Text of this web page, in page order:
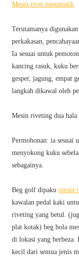
Mesin rivet pneumatik
Terutamanya
perkakasan,
Ia sesuai untuk
kancing rasuk, kuku
gesper, jagung, empat
langkah dikawal oleh
Mesin riveting dua
Permohonan: ia
menyokong kuku
sebagainya.
Beg golf dipakumesin
kawalan pedal kaki
riveting yang betul.
plat kotak) beg bola
di lokasi yang berbeza.
kecil dari semua jenis